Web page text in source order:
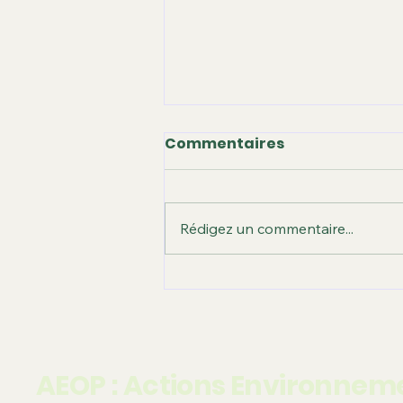
Commentaires
Rédigez un commentaire...
AEOP : Actions